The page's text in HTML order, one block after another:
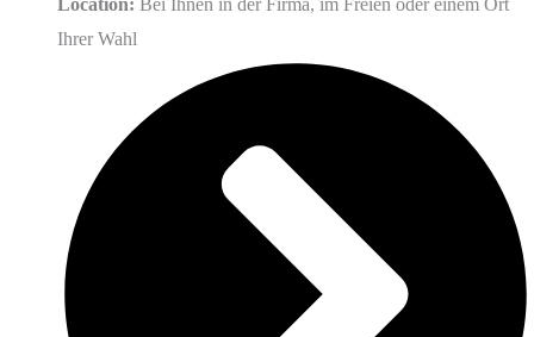
Location: Bei Ihnen in der Firma, im Freien oder einem Ort
Ihrer Wahl